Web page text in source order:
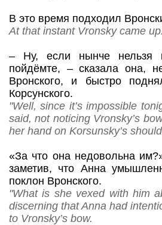
В это время подходил
At that instant Vronsky came up.
–
Ну, если нынче нельзя
пойдёмте, – сказала она,
Вронского, и быстро
Корсунского.
"Well, since it’s impossible
said, not noticing Vronsky’s
her hand on Korsunsky’s
«За что она недовольна
заметив, что Анна
поклон Вронского.
"What is she vexed with him
discerning that Anna had
to Vronsky’s bow.